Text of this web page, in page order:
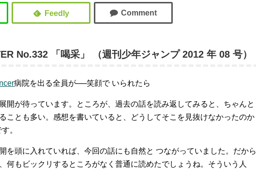
No.332 「喝采」 （週刊少年ジャンプ 2012 年 08 号）
病院を出る全員が──笑顔で いられたら
開が待っています。ところが、過去の話を読み返してみると、ちゃんと
ことも多い。感想を書いていると、どうしてそこを見抜けなかったのか
。
を頭に入れていれば、今回の話にも自然と つながっていました。だから
何もビックリするところがなく普通に読めたでしょうね。そういう人